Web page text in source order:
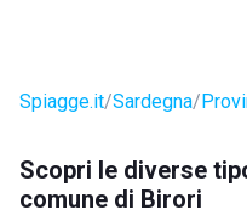
Spiagge.it Sardegna
Scopri le diverse
comune di Birori